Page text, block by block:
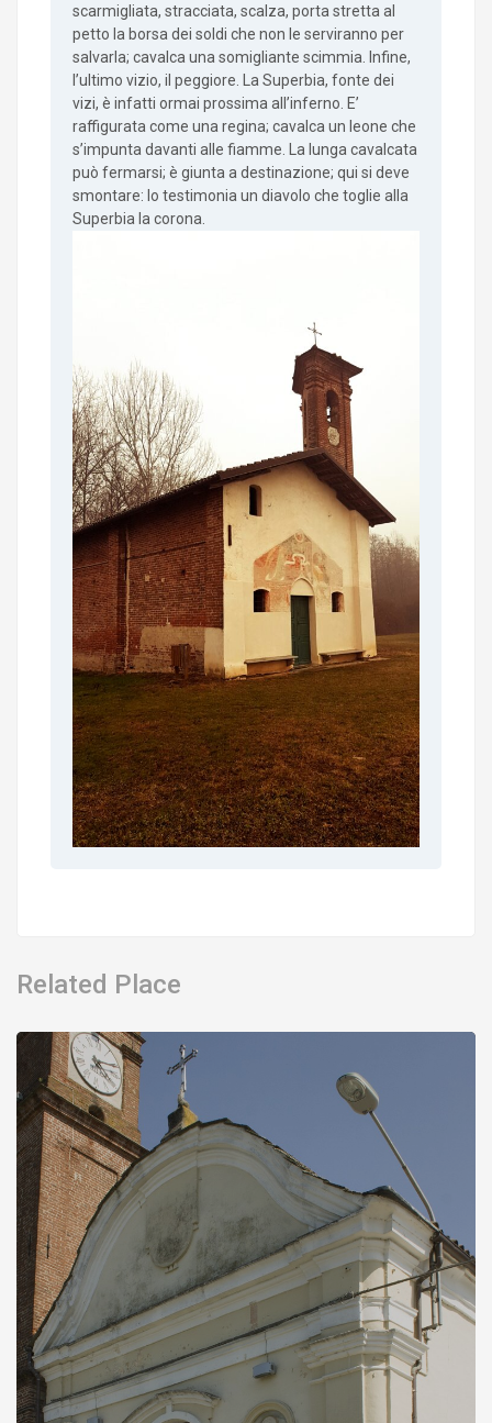
scarmigliata, stracciata, scalza, porta stretta al
petto la borsa dei soldi che non le serviranno per
salvarla; cavalca una somigliante scimmia. Infine,
l’ultimo vizio, il peggiore. La Superbia, fonte dei
vizi, è infatti ormai prossima all’inferno. E’
raffigurata come una regina; cavalca un leone che
s’impunta davanti alle fiamme. La lunga cavalcata
può fermarsi; è giunta a destinazione; qui si deve
smontare: lo testimonia un diavolo che toglie alla
Superbia la corona.
Related Place